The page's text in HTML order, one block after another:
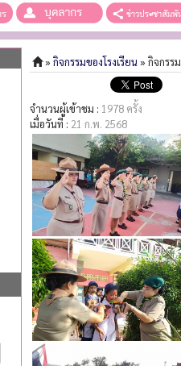
» กิจกรรมของโรงเรียน» กิจกรร
จำนวนผู้เข้าชม : 1978 ครั้ง
เมื่อวันที่ : 21 ก.พ. 2568